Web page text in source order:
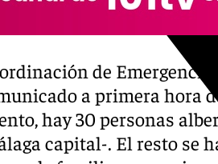
de
a primera hora
hay 30 personas
capital-. El resto se